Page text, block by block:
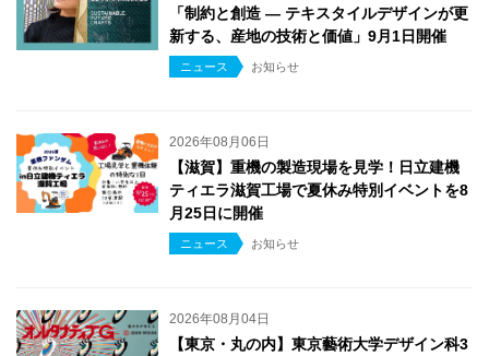
「制約と創造 ― テキスタイルデザインが更
新する、産地の技術と価値」9月1日開催
ニュース お知らせ
2026年08月06日
【滋賀】重機の製造現場を見学！日立建機
ティエラ滋賀工場で夏休み特別イベントを8
月25日に開催
ニュース お知らせ
2026年08月04日
【東京・丸の内】東京藝術大学デザイン科3